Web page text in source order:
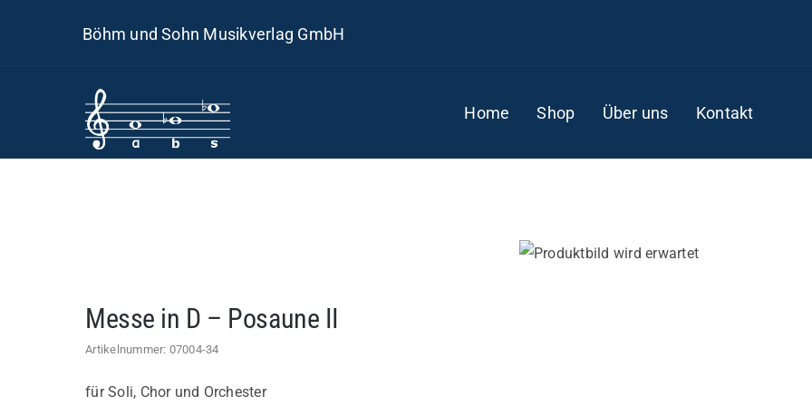
Böhm und Sohn Musikverlag GmbH
Home Shop Über uns Kontakt
Messe in D – Posaune II
Artikelnummer: 07004-34
für Soli, Chor und Orchester